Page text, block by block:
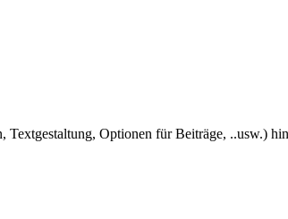
Optionen für Beiträge, ..usw.)